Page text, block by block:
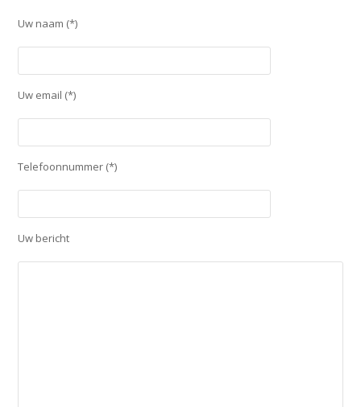
Uw naam (*)
Uw email (*)
Telefoonnummer (*)
Uw bericht